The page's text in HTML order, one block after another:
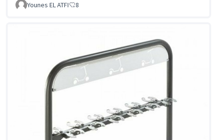
Younes EL ATFI 8